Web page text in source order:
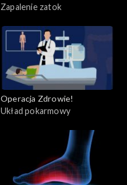
Zapalenie zatok
Operacja Zdrowie!
Układ pokarmowy